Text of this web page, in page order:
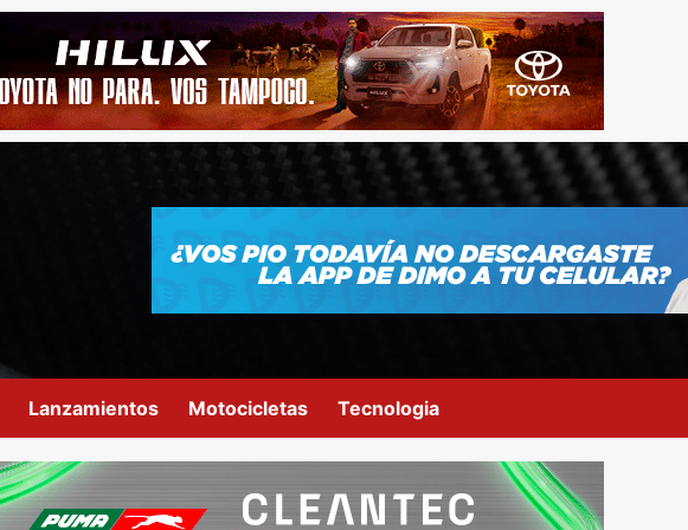
Lanzamientos Motocicletas Tecnologia